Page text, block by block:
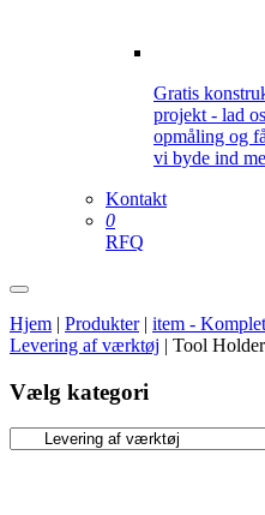
Gratis
projekt - lad
opmåling og
vi byde ind
Kontakt
0
RFQ
Hjem | Produkter| item -
Levering af værktøj | Tool
Vælg kategori